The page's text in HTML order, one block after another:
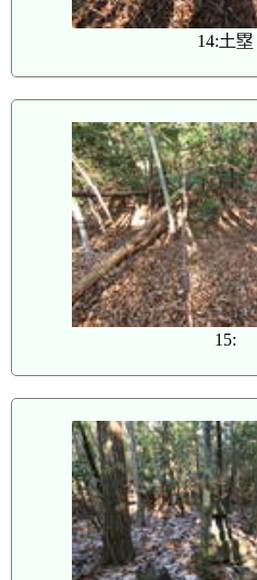
14:土塁
15: